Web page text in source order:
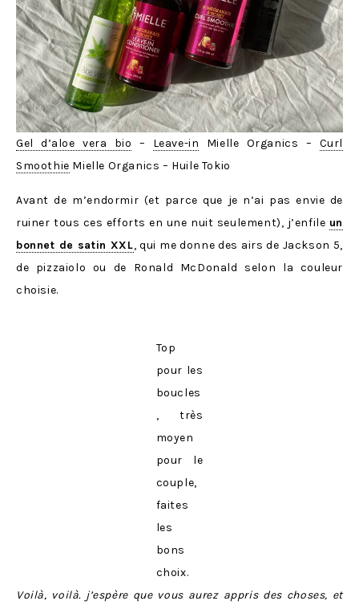
Gel d’aloe vera bio – Leave-in Mielle Organics – Curl
Smoothie Mielle Organics – Huile Tokio
Avant de m’endormir (et parce que je n’ai pas envie de
ruiner tous ces efforts en une nuit seulement), j’enfile un
bonnet de satin XXL, qui me donne des airs de Jackson 5,
de pizzaiolo ou de Ronald McDonald selon la couleur
choisie.
Top
pour les
boucles
, très
moyen
pour le
couple,
faites
les
bons
choix.
Voilà, voilà. j’espère que vous aurez appris des choses, et